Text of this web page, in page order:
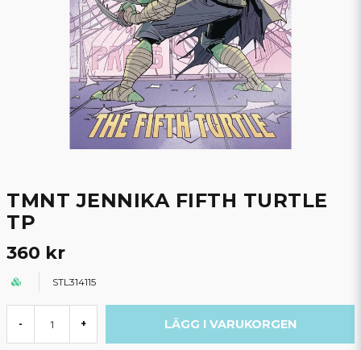
TMNT JENNIKA FIFTH TURTLE
TP
360 kr
STL314115
- + LÄGG I VARUKORGEN